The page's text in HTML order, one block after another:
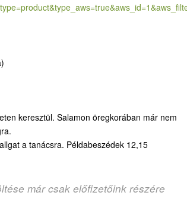
type_aws=true&aws_id=1&aws_
keresztül. Salamon öregkorában már nem
a tanácsra. Példabeszédek 12,15
már csak előfizetőink részére